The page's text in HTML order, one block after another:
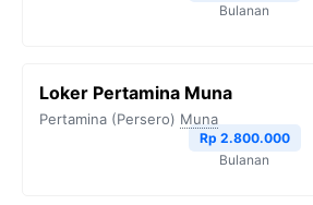
Bulanan
Loker Pertamina Muna
Pertamina (Persero) Muna
Rp 2.800.000
Bulanan